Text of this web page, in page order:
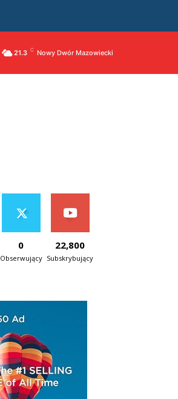
21.3 C Nowy Dwór Mazowiecki
0
Obserwujący
22,800
Subskrybujący